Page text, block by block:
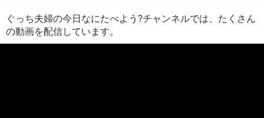
ぐっち夫婦の今日なにたべよう?チャンネルでは、たくさん
の動画を配信しています。